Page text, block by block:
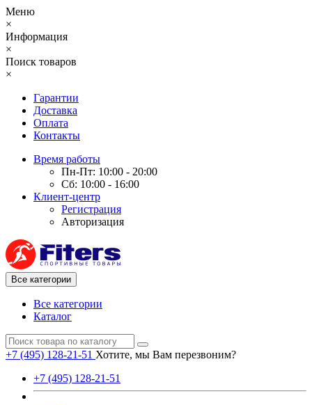
Меню
×
Информация
×
Поиск товаров
×
Гарантии
Доставка
Оплата
Контакты
Время работы
Пн-Пт: 10:00 - 20:00
Сб: 10:00 - 16:00
Клиент-центр
Регистрация
Авторизация
Все категории
Все категории
Каталог
+7 (495) 128-21-51 Хотите, мы Вам перезвоним?
+7 (495) 128-21-51